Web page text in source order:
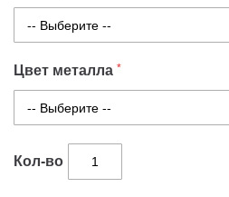
Цвет металла
Кол-во